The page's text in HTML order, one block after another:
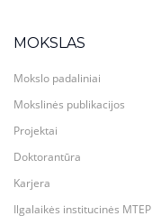
MOKSLAS
Mokslo padaliniai
Mokslinės publikacijos
Projektai
Doktorantūra
Karjera
Ilgalaikės institucinės MTEP